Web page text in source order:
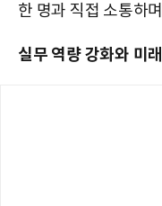
한 명과 직접 소통하
실무 역량 강화와 미